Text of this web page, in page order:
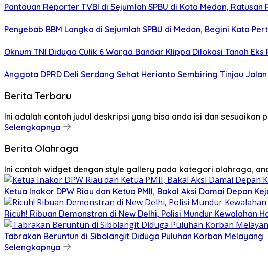
Pantauan Reporter TVBI di Sejumlah SPBU di Kota Medan,
Penyebab BBM Langka di Sejumlah SPBU di Medan, Begini Kata
Oknum TNI Diduga Culik 6 Warga Bandar Klippa Dilokasi Tanah Eks
Anggota DPRD Deli Serdang Sehat Herianto Sembiring Tinjau Jalan
Berita Terbaru
Ini adalah contoh judul deskripsi yang bisa anda isi dan sesuaikan
Selengkapnya
Berita Olahraga
Ini contoh widget dengan style gallery pada kategori olahraga,
Ketua Inakor DPW Riau dan Ketua PMII, Bakal Aksi Damai Depan
Ricuh! Ribuan Demonstran di New Delhi, Polisi Mundur Kewalahan
Tabrakan Beruntun di Sibolangit Diduga Puluhan Korban Melayang
Selengkapnya